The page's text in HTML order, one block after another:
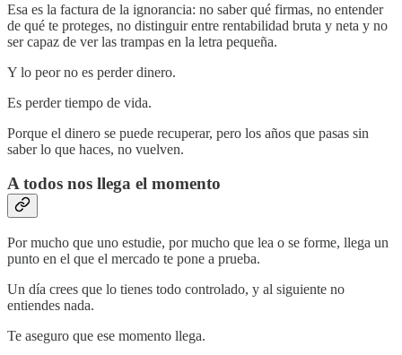
Esa es la factura de la ignorancia: no saber qué firmas, no entender
de qué te proteges, no distinguir entre rentabilidad bruta y neta y no
ser capaz de ver las trampas en la letra pequeña.
Y lo peor no es perder dinero.
Es perder tiempo de vida.
Porque el dinero se puede recuperar, pero los años que pasas sin
saber lo que haces, no vuelven.
A todos nos llega el momento
Por mucho que uno estudie, por mucho que lea o se forme, llega un
punto en el que el mercado te pone a prueba.
Un día crees que lo tienes todo controlado, y al siguiente no
entiendes nada.
Te aseguro que ese momento llega.